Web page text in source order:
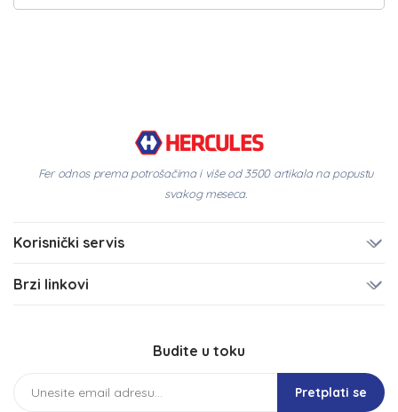
Fer odnos prema potrošačima i više od 3500 artikala na popustu
svakog meseca.
Korisnički servis
Brzi linkovi
Budite u toku
Pretplati se